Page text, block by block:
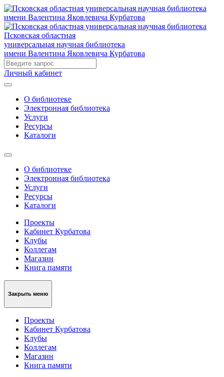
Псковская областная
универсальная научная библиотека
имени Валентина Яковлевича Курбатова
Личный кабинет
О библиотеке
Электронная библиотека
Услуги
Ресурсы
Каталоги
О библиотеке
Электронная библиотека
Услуги
Ресурсы
Каталоги
Проекты
Кабинет Курбатова
Клубы
Коллегам
Магазин
Книга памяти
Закрыть меню
Проекты
Кабинет Курбатова
Клубы
Коллегам
Магазин
Книга памяти